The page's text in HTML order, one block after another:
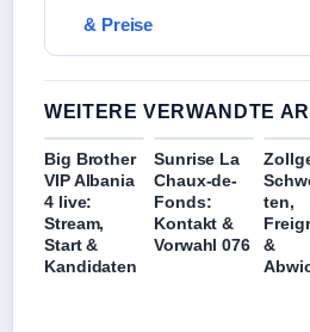
& Preise
WEITERE VERWANDTE
Big Brother
VIP Albania
4 live:
Stream,
Start &
Kandidaten
Sunrise La
Chaux-de-
Fonds:
Kontakt &
Vorwahl 076
ten,
&